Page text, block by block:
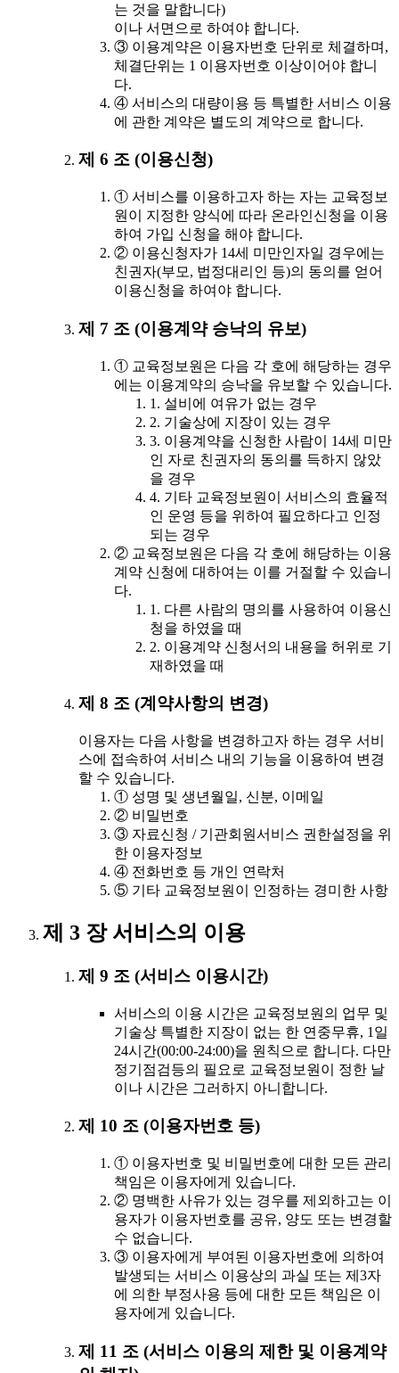
는 것을 말합니다)
이나 서면으로 하여야 합니다.
③ 이용계약은 이용자번호 단위로 체결하며,
체결단위는 1 이용자번호 이상이어야 합니
다.
④ 서비스의 대량이용 등 특별한 서비스 이용
에 관한 계약은 별도의 계약으로 합니다.
제 6 조 (이용신청)
① 서비스를 이용하고자 하는 자는 교육정보
원이 지정한 양식에 따라 온라인신청을 이용
하여 가입 신청을 해야 합니다.
② 이용신청자가 14세 미만인자일 경우에는
친권자(부모, 법정대리인 등)의 동의를 얻어
이용신청을 하여야 합니다.
제 7 조 (이용계약 승낙의 유보)
① 교육정보원은 다음 각 호에 해당하는 경우
에는 이용계약의 승낙을 유보할 수 있습니다.
1. 설비에 여유가 없는 경우
2. 기술상에 지장이 있는 경우
3. 이용계약을 신청한 사람이 14세 미만
인 자로 친권자의 동의를 득하지 않았
을 경우
4. 기타 교육정보원이 서비스의 효율적
인 운영 등을 위하여 필요하다고 인정
되는 경우
② 교육정보원은 다음 각 호에 해당하는 이용
계약 신청에 대하여는 이를 거절할 수 있습니
다.
1. 다른 사람의 명의를 사용하여 이용신
청을 하였을 때
2. 이용계약 신청서의 내용을 허위로 기
재하였을 때
제 8 조 (계약사항의 변경)
이용자는 다음 사항을 변경하고자 하는 경우 서비
스에 접속하여 서비스 내의 기능을 이용하여 변경
할 수 있습니다.
① 성명 및 생년월일, 신분, 이메일
② 비밀번호
③ 자료신청 / 기관회원서비스 권한설정을 위
한 이용자정보
④ 전화번호 등 개인 연락처
⑤ 기타 교육정보원이 인정하는 경미한 사항
제 3 장 서비스의 이용
제 9 조 (서비스 이용시간)
서비스의 이용 시간은 교육정보원의 업무 및
기술상 특별한 지장이 없는 한 연중무휴, 1일
24시간(00:00-24:00)을 원칙으로 합니다. 다만
정기점검등의 필요로 교육정보원이 정한 날
이나 시간은 그러하지 아니합니다.
제 10 조 (이용자번호 등)
① 이용자번호 및 비밀번호에 대한 모든 관리
책임은 이용자에게 있습니다.
② 명백한 사유가 있는 경우를 제외하고는 이
용자가 이용자번호를 공유, 양도 또는 변경할
수 없습니다.
③ 이용자에게 부여된 이용자번호에 의하여
발생되는 서비스 이용상의 과실 또는 제3자
에 의한 부정사용 등에 대한 모든 책임은 이
용자에게 있습니다.
제 11 조 (서비스 이용의 제한 및 이용계약